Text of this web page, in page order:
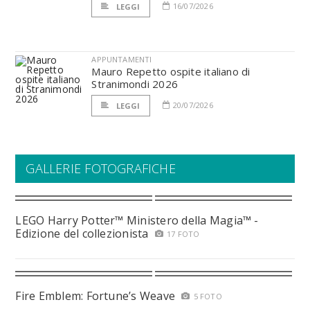
LEGGI 16/07/2026
APPUNTAMENTI
Mauro Repetto ospite italiano di
Stranimondi 2026
LEGGI 20/07/2026
GALLERIE FOTOGRAFICHE
LEGO Harry Potter™ Ministero della Magia™ -
Edizione del collezionista
17 FOTO
Fire Emblem: Fortune’s Weave 5 FOTO